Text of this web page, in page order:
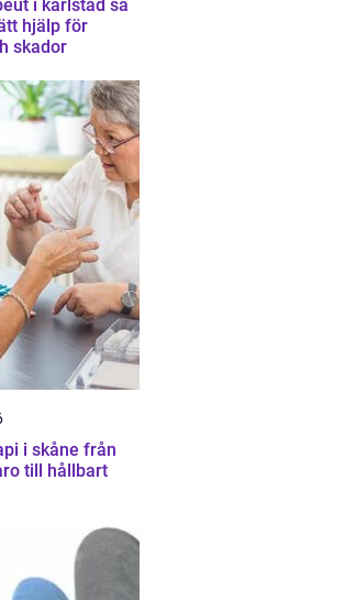
i karlstad så
hjälp för
skador
skåne från
till hållbart